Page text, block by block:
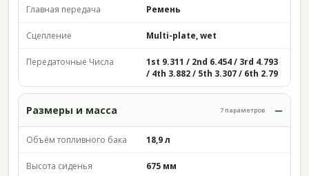
Главная передача Ремень
Сцепление Multi-plate, wet
Передаточные Числа
1st 9.311 / 2nd 6.454 / 3rd 4.793
/ 4th 3.882 / 5th 3.307 / 6th 2.79
Размеры и масса 7 параметров
Объём топливного бака 18,9 л
Высота сиденья 675 мм